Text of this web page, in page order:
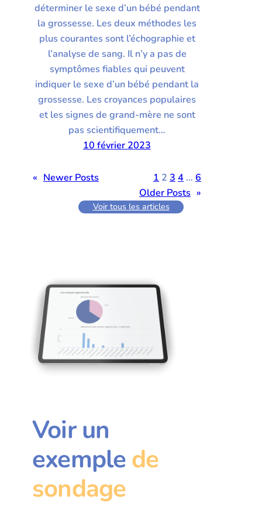
déterminer le sexe d’un bébé pendant
la grossesse. Les deux méthodes les
plus courantes sont l’échographie et
l’analyse de sang. Il n’y a pas de
symptômes fiables qui peuvent
indiquer le sexe d’un bébé pendant la
grossesse. Les croyances populaires
et les signes de grand-mère ne sont
pas scientifiquement…
10 février 2023
« Newer Posts 1 2 3 4 … 6
Older Posts »
Voir tous les articles
Voir un
exemplede
sondage